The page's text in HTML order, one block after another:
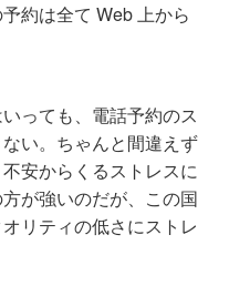
約は全て Web 上から
っても、電話予約のス
い。ちゃんと間違えず
安からくるストレスに
が強いのだが、この国
リティの低さにストレ